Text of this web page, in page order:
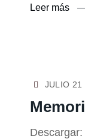
Leer más
JULIO 21